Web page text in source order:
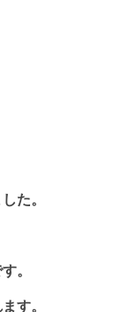
た。
。
す。